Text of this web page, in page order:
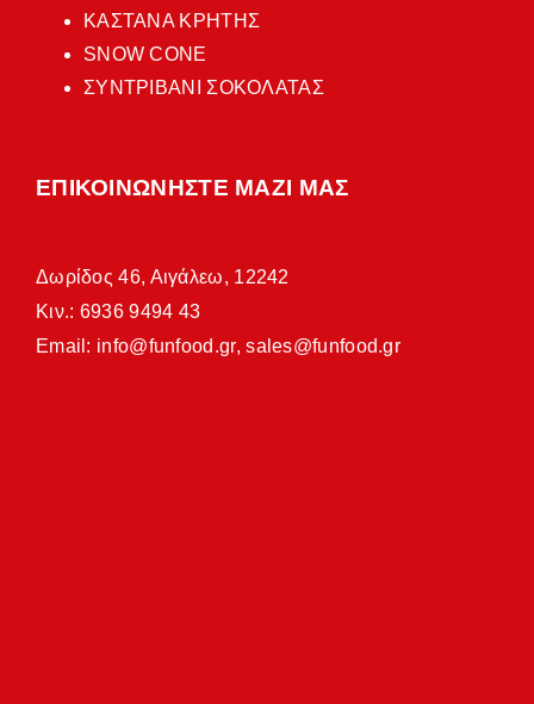
ΚΑΣΤΑΝΑ ΚΡΗΤΗΣ
SNOW CONE
ΣΥΝΤΡΙΒΑΝΙ ΣΟΚΟΛΑΤΑΣ
ΕΠΙΚΟΙΝΩΝΗΣΤΕ ΜΑΖΙ ΜΑΣ
Δωρίδος 46, Αιγάλεω, 12242
Κιν.: 6936 9494 43
Email: info@funfood.gr,sales@funfood.gr